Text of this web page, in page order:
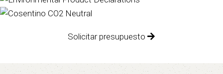
Solicitar presupuesto